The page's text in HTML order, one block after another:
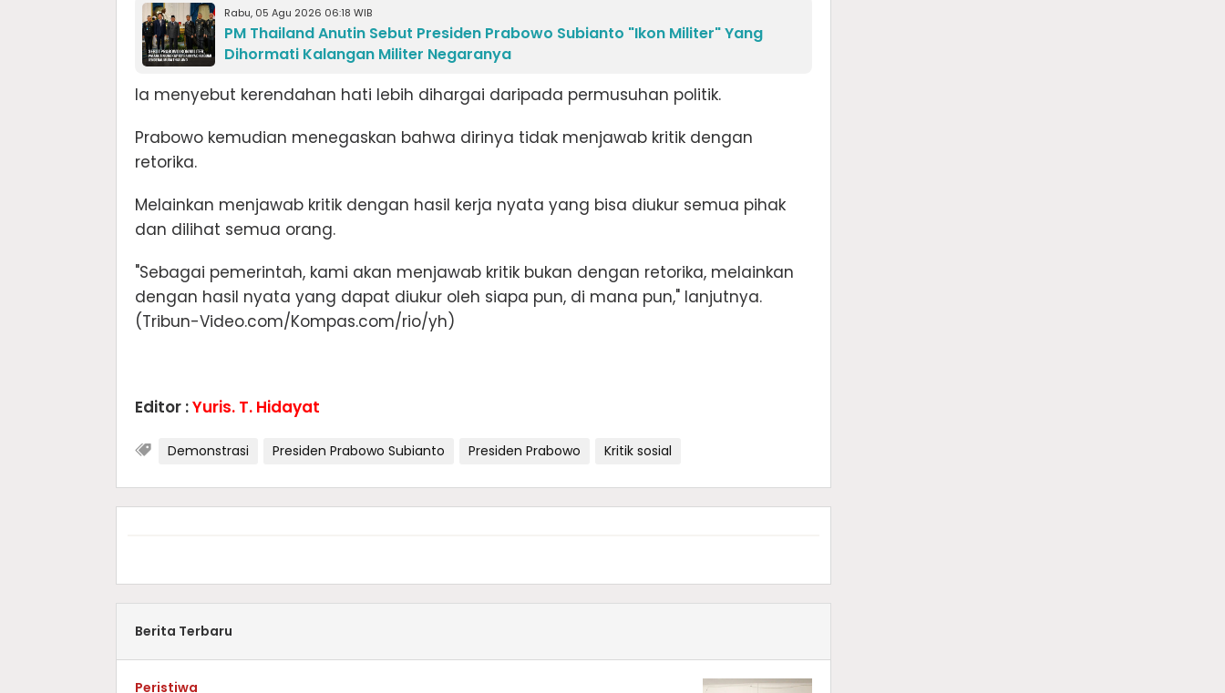
Rabu, 05 Agu 2026 06:18 WIB
PM Thailand Anutin Sebut Presiden Prabowo Subianto "Ikon Militer" Yang
Dihormati Kalangan Militer Negaranya
Ia menyebut kerendahan hati lebih dihargai daripada permusuhan politik.
Prabowo kemudian menegaskan bahwa dirinya tidak menjawab kritik dengan
retorika.
Melainkan menjawab kritik dengan hasil kerja nyata yang bisa diukur semua pihak
dan dilihat semua orang.
"Sebagai pemerintah, kami akan menjawab kritik bukan dengan retorika, melainkan
dengan hasil nyata yang dapat diukur oleh siapa pun, di mana pun," lanjutnya.
(Tribun-Video.com/Kompas.com/rio/yh)
Editor :Yuris. T. Hidayat
Demonstrasi Presiden Prabowo Subianto Presiden Prabowo Kritik sosial
Berita Terbaru
Peristiwa